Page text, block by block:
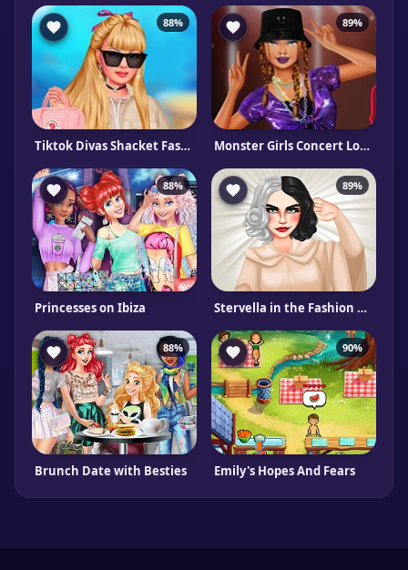
88%
Tiktok Divas Shacket Fashion
89%
Monster Girls Concert Looks
88%
Princesses on Ibiza
89%
Stervella in the Fashion World
88%
Brunch Date with Besties
90%
Emily's Hopes And Fears